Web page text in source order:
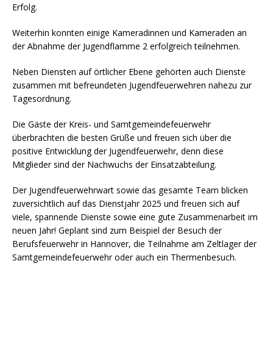
Erfolg.
Weiterhin konnten einige Kameradinnen und Kameraden an
der Abnahme der Jugendflamme 2 erfolgreich teilnehmen.
Neben Diensten auf örtlicher Ebene gehörten auch Dienste
zusammen mit befreundeten Jugendfeuerwehren nahezu zur
Tagesordnung.
Die Gäste der Kreis- und Samtgemeindefeuerwehr
überbrachten die besten Grüße und freuen sich über die
positive Entwicklung der Jugendfeuerwehr, denn diese
Mitglieder sind der Nachwuchs der Einsatzabteilung.
Der Jugendfeuerwehrwart sowie das gesamte Team blicken
zuversichtlich auf das Dienstjahr 2025 und freuen sich auf
viele, spannende Dienste sowie eine gute Zusammenarbeit im
neuen Jahr! Geplant sind zum Beispiel der Besuch der
Berufsfeuerwehr in Hannover, die Teilnahme am Zeltlager der
Samtgemeindefeuerwehr oder auch ein Thermenbesuch.